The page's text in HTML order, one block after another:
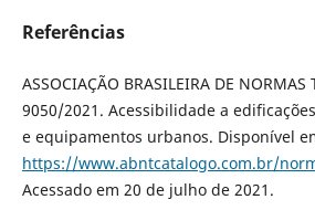
Referências
ASSOCIAÇÃO BRASILEIRA DE NORMAS
9050/2021. Acessibilidade a
e equipamentos urbanos. Disponível
https://www.abntcatalogo.com.br/
Acessado em 20 de julho de 2021.